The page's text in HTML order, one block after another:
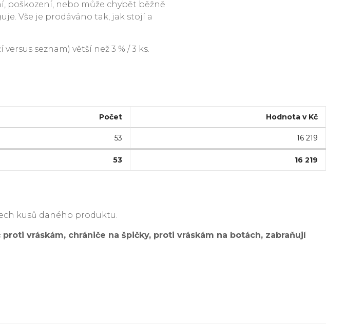
poškození, nebo může chybět běžně
Vše je prodáváno tak, jak stojí a
seznam) větší než 3 % / 3 ks.
Počet Hodnota v Kč
53 16 219
53 16 219
kusů daného produktu.
vráskám, chrániče na špičky, proti vráskám na botách, zabraňují